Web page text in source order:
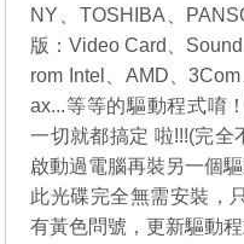
NY、TOSHIBA、
版：Video Card、
rom Intel、AMD、
ax...等等的驅動程式唷
一切就都搞定 啦!!!(完全
啟動過電腦再裝另一個
此光碟完全無需安裝，
有黃色問號，更新驅動程